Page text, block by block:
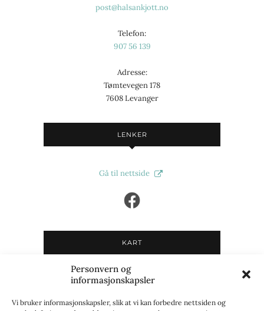
Personvern og
informasjonskapsler
Vi bruker informasjonskapsler, slik at vi kan forbedre nettsiden og
post@halsankjott.no
Telefon:
907 56 139
Adresse:
Tømtevegen 178
7608 Levanger
LENKER
Gå til nettside
KART
Du må godta informasjonskapsler i
"Markedsføring"-kategorien for å kunne se kart.
Seinnstillinger for informasjonskapslerfor å gi